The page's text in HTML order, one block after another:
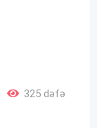
325 dəfə